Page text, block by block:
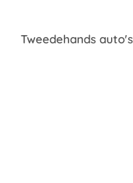
Tweedehands auto's